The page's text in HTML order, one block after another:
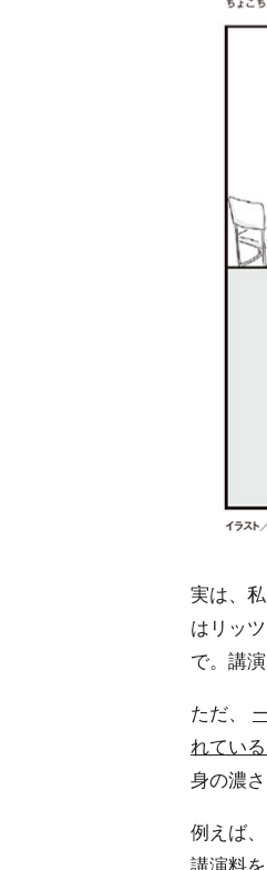
実は、
はリッ
で。講
ただ、
れてい
身の濃さ
例えば
講演料